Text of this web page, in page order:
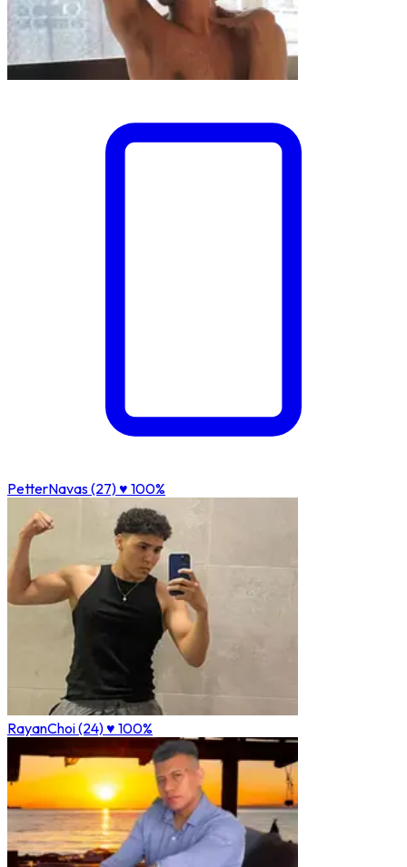
PetterNavas (27)♥ 100%
RayanChoi (24)♥ 100%